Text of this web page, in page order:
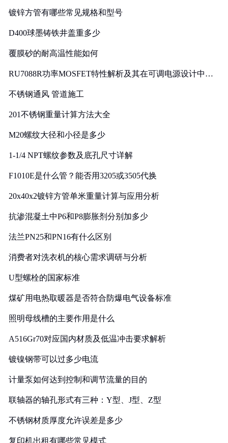
镀锌方管有哪些常见规格和型号
D400球墨铸铁井盖重多少
覆膜砂的耐高温性能如何
RU7088R功率MOSFET特性解析及其在可调电源设计中的
不锈钢通风 管道施工
201不锈钢重量计算方法大全
M20螺纹大径和小径是多少
1-1/4 NPT螺纹参数及底孔尺寸详解
F1010E是什么管？能否用3205或3505代换
20x40x2镀锌方管单米重量计算与应用分析
抗渗混凝土中P6和P8膨胀剂分别加多少
法兰PN25和PN16有什么区别
消费者对洗衣机的核心需求调研与分析
U型螺栓的国家标准
煤矿用电热取暖器是否符合防爆电气设备标准
照明母线槽的主要作用是什么
A516Gr70对应国内材质及低温冲击要求解析
镀镍钢带可以过多少电流
计量泵如何达到控制和调节流量的目的
联轴器的轴孔形式有三种：Y型、J型、Z型
不锈钢材质厚度允许误差是多少
复印机出租有哪些常见模式